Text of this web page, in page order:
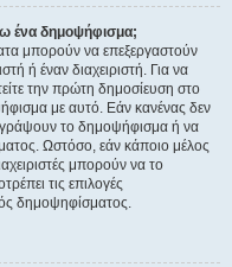
ένα δημοψήφισμα;
μπορούν να επεξεργαστούν
ή έναν διαχειριστή. Για να
την πρώτη δημοσίευση στο
με αυτό. Εάν κανένας δεν
το δημοψήφισμα ή να
Ωστόσο, εάν κάποιο μέλος
μπορούν να το
τις επιλογές
δημοψηφίσματος.